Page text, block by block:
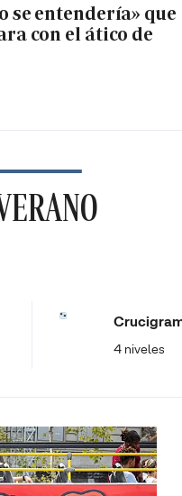
se entendería» que
con el ático de
4 niveles